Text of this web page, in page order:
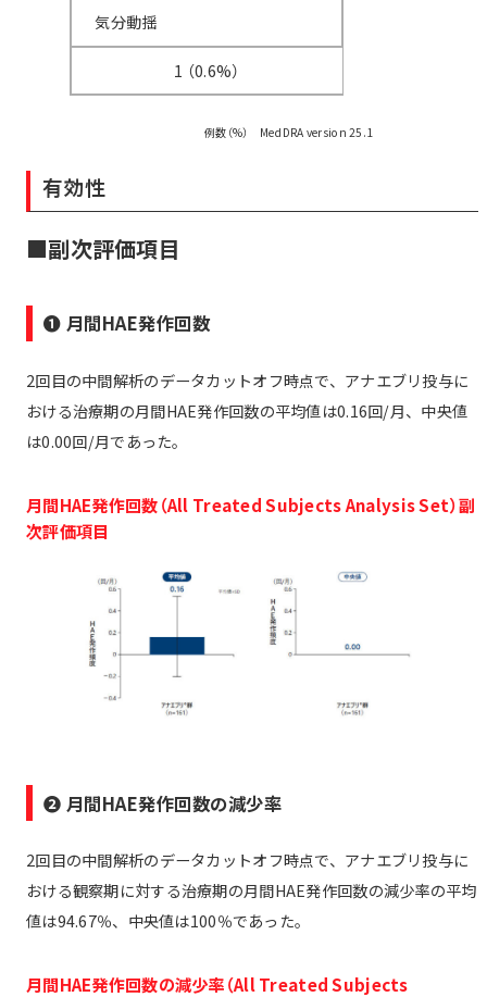
気分動揺
1 （0.6%）
例数（%） MedDRA version 25.1
有効性
■副次評価項目
❶ 月間HAE発作回数
2回目の中間解析のデータカットオフ時点で、アナエブリ投与に
おける治療期の月間HAE発作回数の平均値は0.16回/月、中央値
は0.00回/月であった。
月間HAE発作回数（All Treated Subjects Analysis Set）副
次評価項目
❷ 月間HAE発作回数の減少率
2回目の中間解析のデータカットオフ時点で、アナエブリ投与に
おける観察期に対する治療期の月間HAE発作回数の減少率の平均
値は94.67％、中央値は100％であった。
月間HAE発作回数の減少率（All Treated Subjects